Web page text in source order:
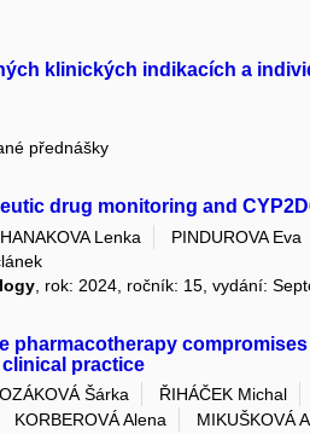
klinických indikacích a
přednášky
drug monitoring and
HANAKOVA Lenka PINDUROVA Eva
, rok: 2024, ročník: 15, vydání:
pharmacotherapy
practice
Šárka ŘIHÁČEK Michal
KORBEROVÁ Alena MIKUŠKOVÁ